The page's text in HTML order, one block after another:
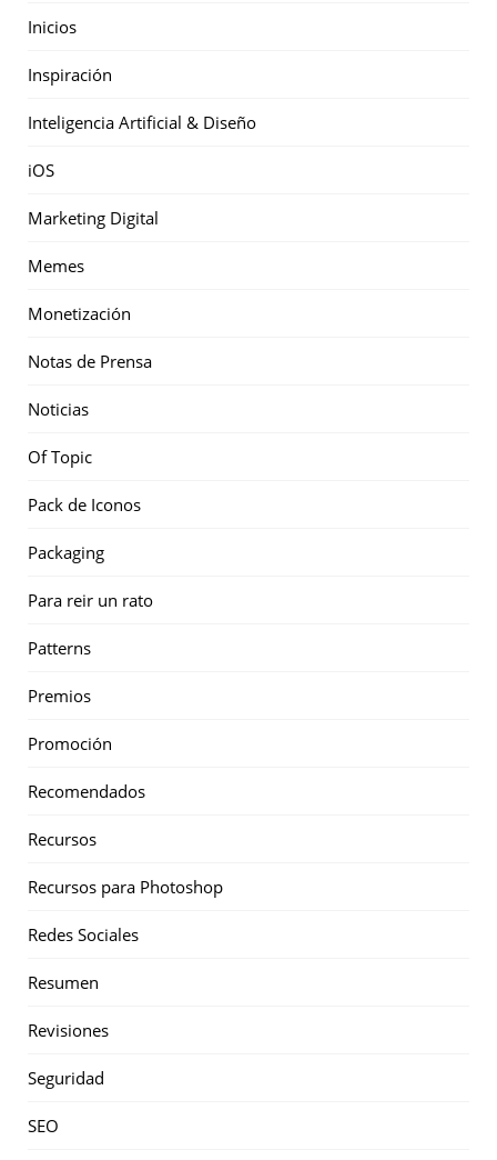
Inicios
Inspiración
Inteligencia Artificial & Diseño
iOS
Marketing Digital
Memes
Monetización
Notas de Prensa
Noticias
Of Topic
Pack de Iconos
Packaging
Para reir un rato
Patterns
Premios
Promoción
Recomendados
Recursos
Recursos para Photoshop
Redes Sociales
Resumen
Revisiones
Seguridad
SEO